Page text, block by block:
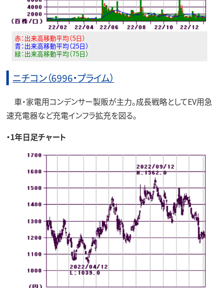
赤：出来高移動平均（5日）
青：出来高移動平均（25日）
緑：出来高移動平均（75日）
ニチコン（6996・プライム）
車・家電用コンデンサー製販が主力。成長戦略としてEV用急
速充電器など充電インフラ拡充を図る。
・1年日足チャート